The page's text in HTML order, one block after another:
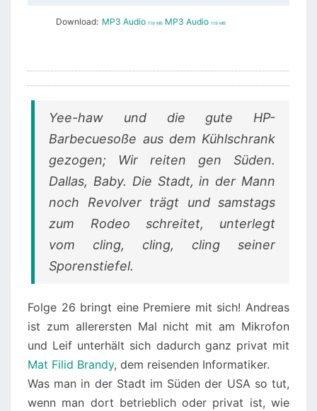
Download: MP3 Audio 119 MB MP3 Audio 119 MB
Yee-haw und die gute HP-
Barbecuesoße aus dem Kühlschrank
gezogen; Wir reiten gen Süden.
Dallas, Baby. Die Stadt, in der Mann
noch Revolver trägt und samstags
zum Rodeo schreitet, unterlegt
vom cling, cling, clingseiner
Sporenstiefel.
Folge 26 bringt eine Premiere mit sich! Andreas
ist zum allerersten Mal nicht mit am Mikrofon
und Leif unterhält sich dadurch ganz privat mit
Mat Filid Brandy, dem reisenden Informatiker.
Was man in der Stadt im Süden der USA so tut,
wenn man dort betrieblich oder privat ist, wie